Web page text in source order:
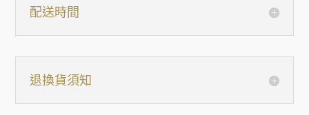
配送時間
退換貨須知